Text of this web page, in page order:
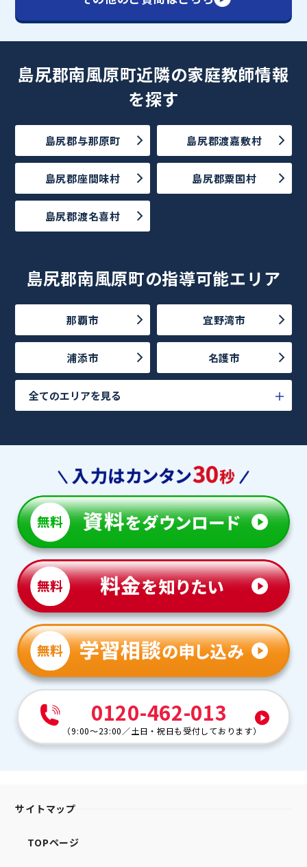
島尻郡南風原町近隣の家庭教師情報
を探す
島尻郡与那原町 島尻郡渡嘉敷村
島尻郡座間味村 島尻郡粟国村
島尻郡渡名喜村
島尻郡南風原町の指導可能エリア
那覇市 宜野湾市
浦添市 名護市
全てのエリアを見る
0120-462-013
（9:00～23:00 ／土日・祝日も受付しております）
サイトマップ
TOPページ